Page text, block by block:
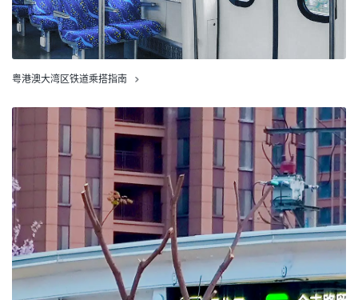
粤港澳大湾区铁道乘搭指南